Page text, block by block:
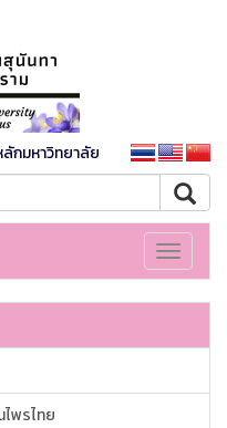
ลักมหาวิทยาลัย
Toggle
พรไทย